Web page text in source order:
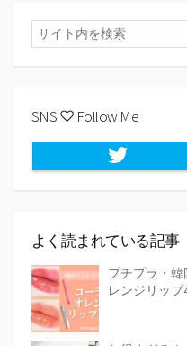
検
索
SNS ♡ Follow Me
Twitter
よく読まれている記事
プチプラ・
レンジリッ